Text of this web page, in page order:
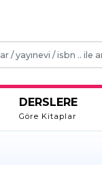
DERSLERE
Göre Kitaplar